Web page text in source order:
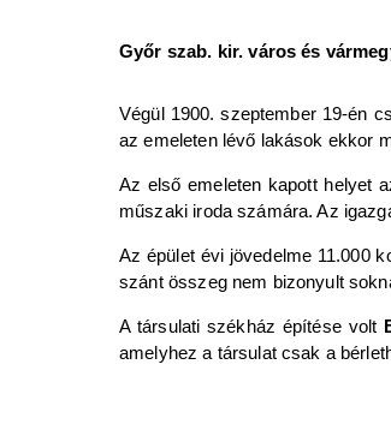
Győr szab. kir. város és
Végül 1900. szeptember 19-én
az emeleten lévő lakások ekkor
Az első emeleten kapott helyet
műszaki iroda számára. Az
Az épület évi jövedelme 11.000
szánt összeg nem bizonyult
A társulati székház építése volt
amelyhez a társulat csak a